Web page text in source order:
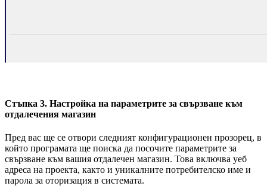
Стъпка 3. Настройка на параметрите за свързване към
отдалечения магазин
Пред вас ще се отвори следният конфигурационен прозорец, в
който програмата ще поиска да посочите параметрите за
свързване към вашия отдалечен магазин. Това включва уеб
адреса на проекта, както и уникалните потребителско име и
парола за оторизация в системата.